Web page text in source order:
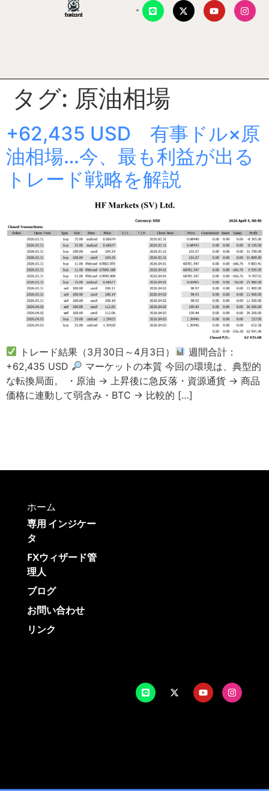
タグ: 原油相場
+62,435 USD 有事ドル×原
油相場…今、最も利益が出る
トレード戦略を解説
トレード結果（3月30日～4月3日）
週間合計：
+62,435 USD
マーケットの本質 今回の環境は、典型的
な転換局面。 ・原油 → 上昇後に急反落・資源通貨 → 商品
価格に連動して弱含み・BTC → 比較的 […]
ホーム
専用 インジケー
タ
FXウィザード管
理人
ブログ
お問い合わせ
リンク